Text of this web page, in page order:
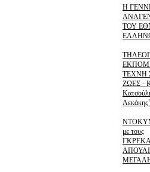
Η
ΤΟΥ
ΤΕΧΝΗ
ΖΩΕΣ -
Λεκάκης"
με τους